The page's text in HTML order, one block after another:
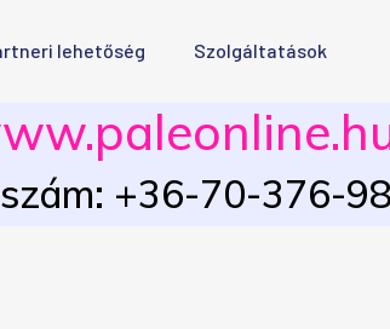
lehetőség Szolgáltatások
+36-70-376-